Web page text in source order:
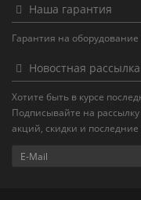
Наша гарантия
Гарантия на
Новостная рассылка
Хотите быть в курсе
Подписывайте на
акций, скидки и